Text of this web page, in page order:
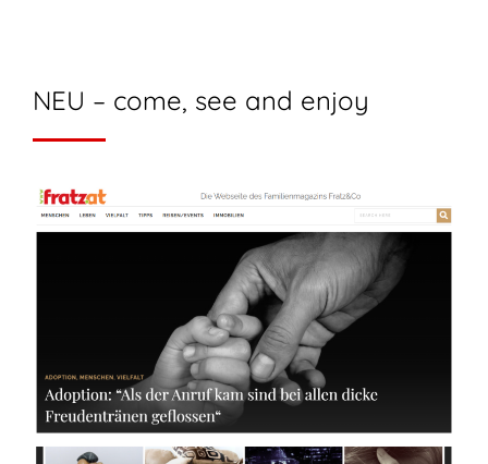
NEU – come, see and enjoy